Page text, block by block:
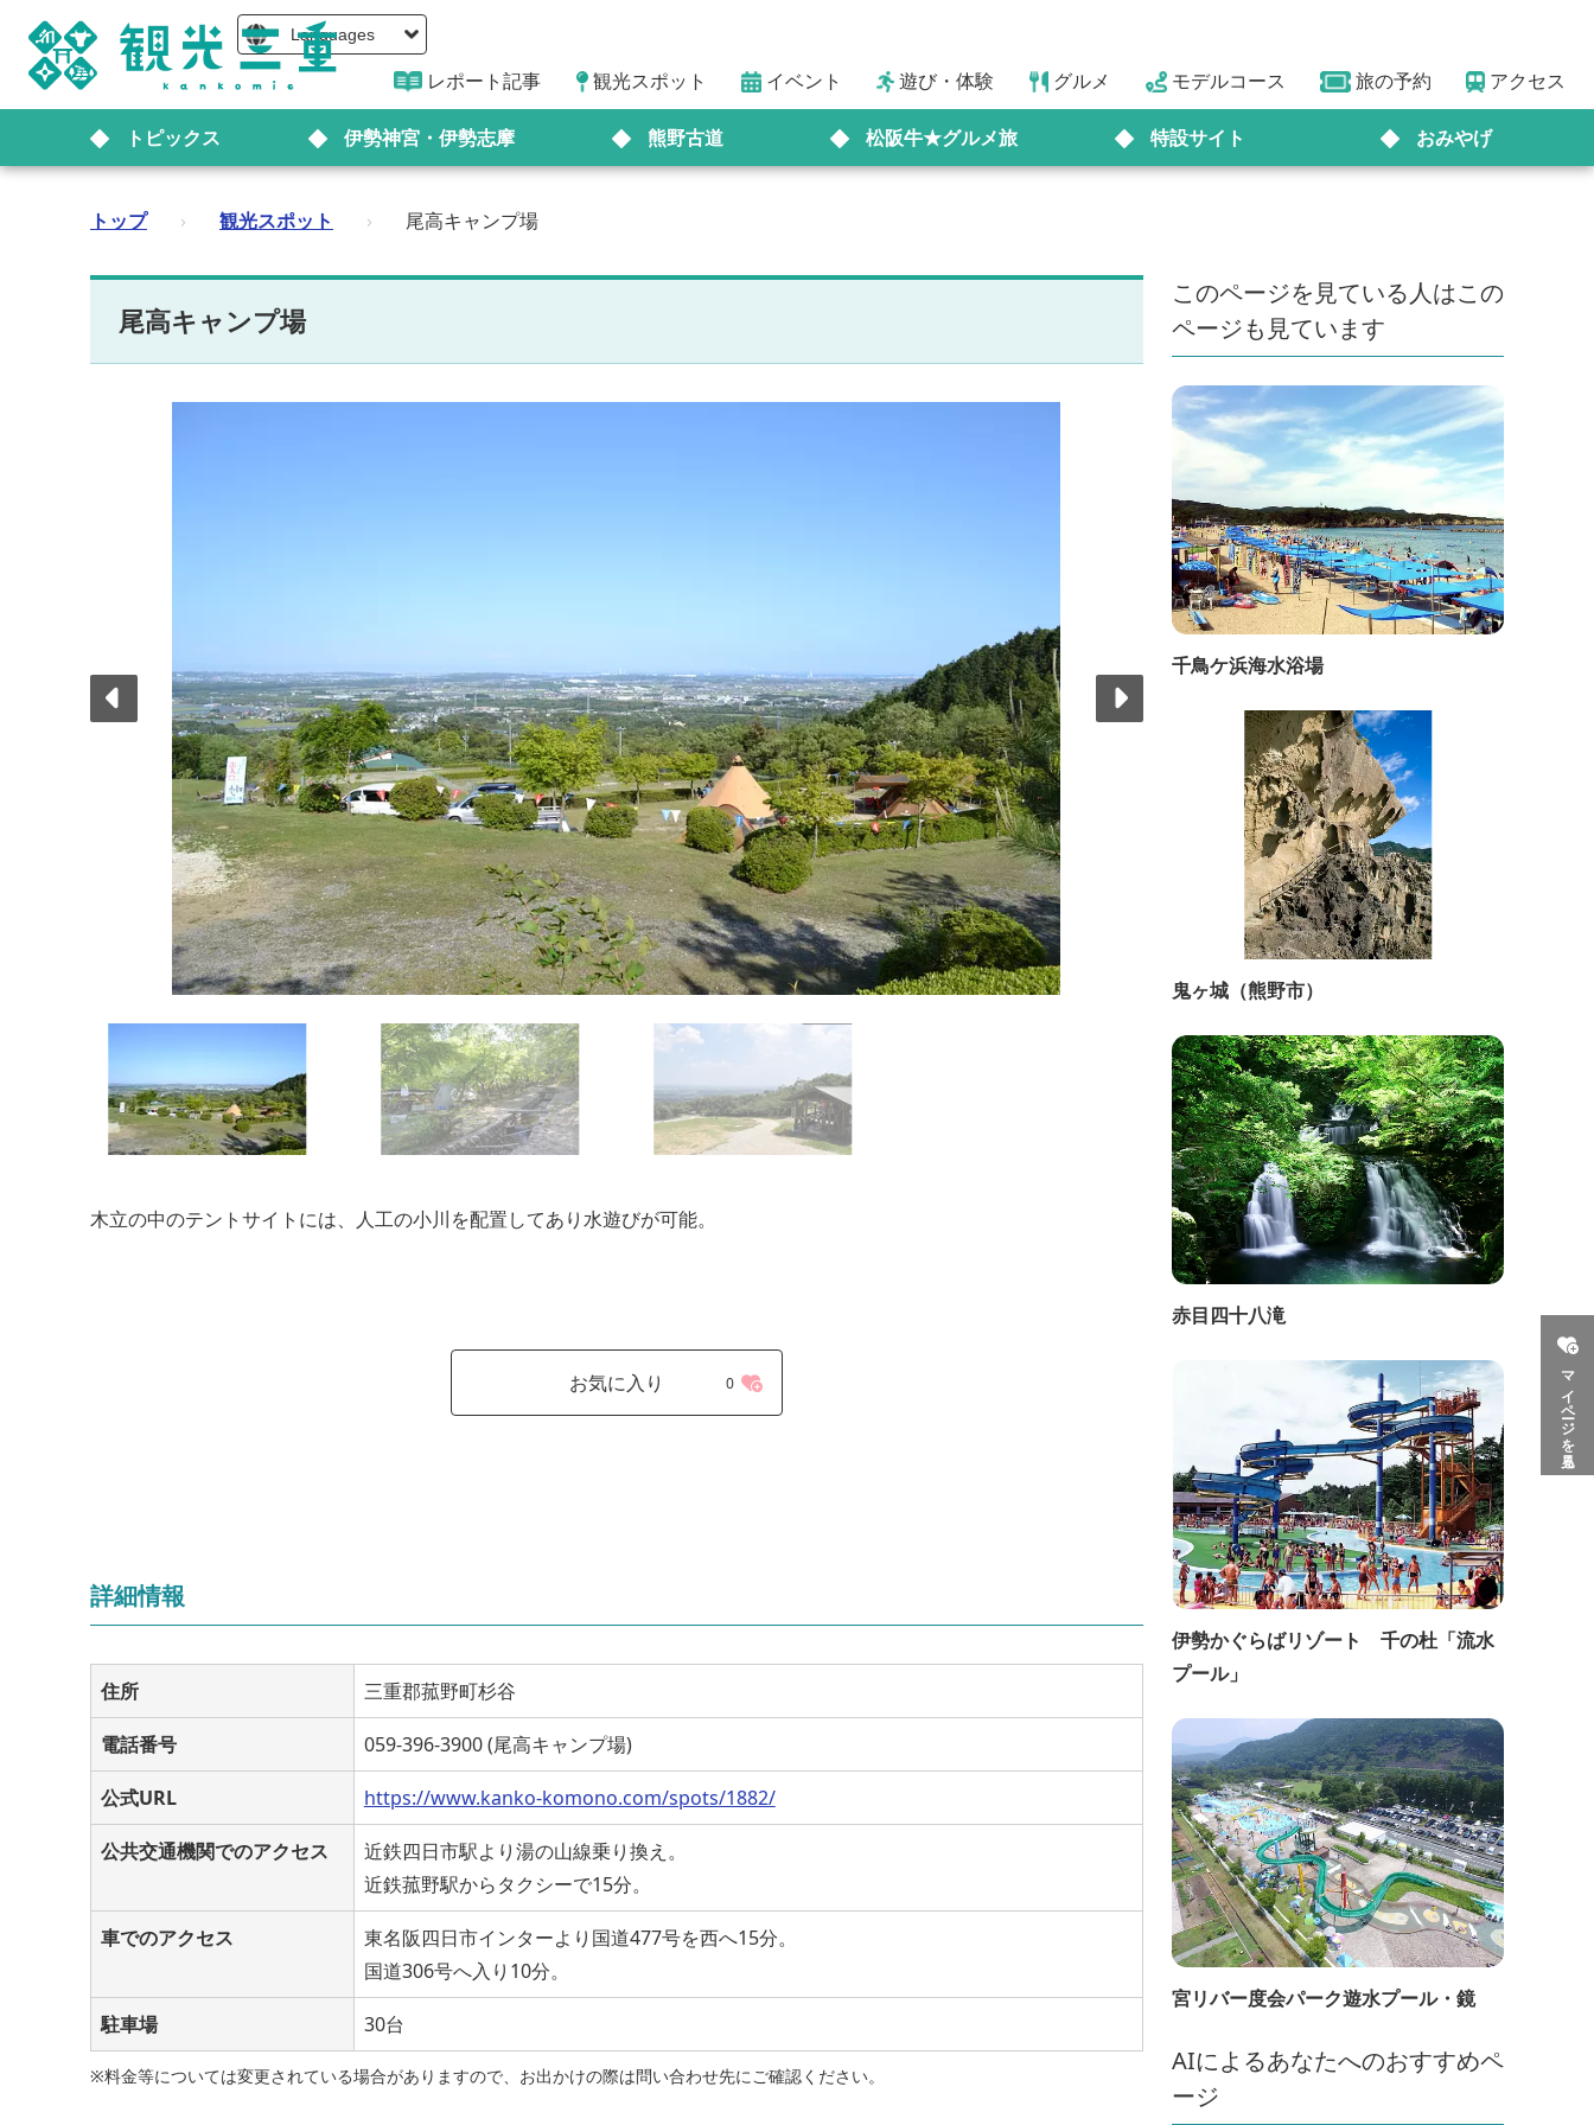
Languages
レポート記事 観光スポット イベント 遊び・体験 グルメ モデルコース 旅の予約 アクセス
トピックス 伊勢神宮・伊勢志摩 熊野古道 松阪牛★グルメ旅 特設サイト おみやげ
マイページを見る
トップ › 観光スポット › 尾高キャンプ場
尾高キャンプ場
木立の中のテントサイトには、人工の小川を配置してあり水遊びが可能。
お気に入り 0
詳細情報
住所 三重郡菰野町杉谷
電話番号 059-396-3900 (尾高キャンプ場)
公式URL https://www.kanko-komono.com/spots/1882/
公共交通機関でのアクセス
近鉄四日市駅より湯の山線乗り換え。
近鉄菰野駅からタクシーで15分。
車でのアクセス
東名阪四日市インターより国道477号を西へ15分。
国道306号へ入り10分。
駐車場 30台
※料金等については変更されている場合がありますので、お出かけの際は問い合わせ先にご確認ください。
このページを見ている人はこの
ページも見ています
千鳥ケ浜海水浴場
鬼ヶ城（熊野市）
赤目四十八滝
伊勢かぐらばリゾート 千の杜「流水
プール」
宮リバー度会パーク遊水プール・鏡
AIによるあなたへのおすすめペ
ージ